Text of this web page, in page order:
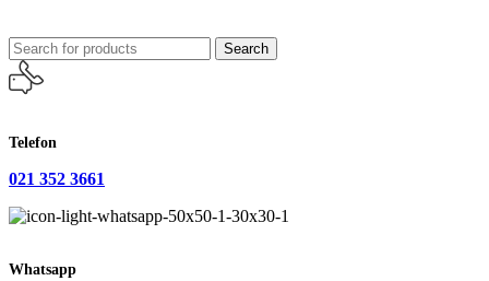
Search
Telefon
021 352 3661
Whatsapp